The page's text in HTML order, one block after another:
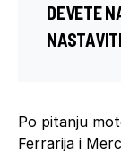
DEVETE
Po pitanju
Ferrarija i